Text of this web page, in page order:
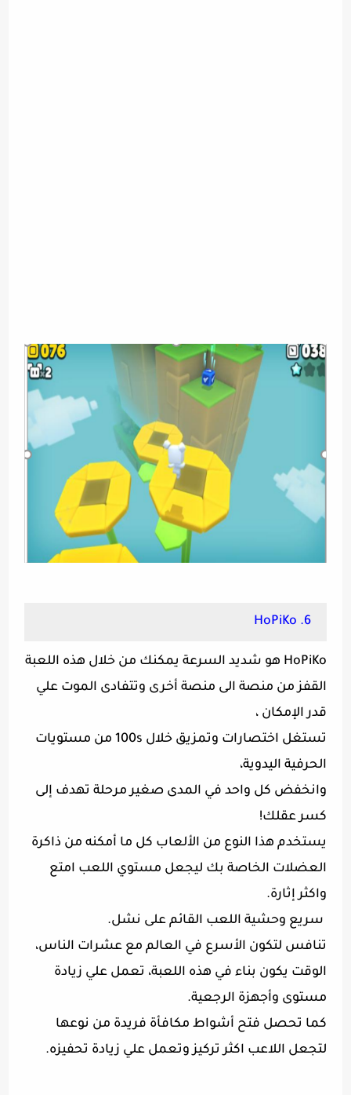
6. HoPiKo‏
HoPiKo هو شديد السرعة يمكنك من خلال هذه اللعبة
القفز من منصة الى منصة أخرى وتتفادى الموت علي
قدر الإمكان ،
تستغل اختصارات وتمزيق خلال 100s من مستويات
الحرفية اليدوية،
وانخفض كل واحد في المدى صغير مرحلة تهدف إلى
كسر عقلك!
يستخدم هذا النوع من الألعاب كل ما أمكنه من ذاكرة
العضلات الخاصة بك ليجعل مستوي اللعب امتع
واكثر إثارة.
سريع وحشية اللعب القائم على نشل.
تنافس لتكون الأسرع في العالم مع عشرات الناس،
الوقت يكون بناء في هذه اللعبة، تعمل علي زيادة
مستوى وأجهزة الرجعية.
كما تحصل فتح أشواط مكافأة فريدة من نوعها
لتجعل اللاعب اكثر تركيز وتعمل علي زيادة تحفيزه.